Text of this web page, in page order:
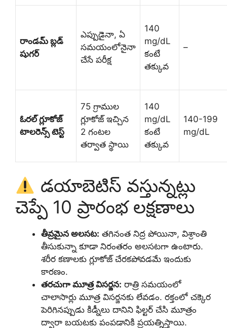
రాండమ్ బ్లడ్
షుగర్
ఎప్పుడైనా, ఏ
సమయంలోనైనా
చేసే పరీక్ష
140
mg/dL
కంటే
తక్కువ
–
ఓరల్ గ్లూకోజ్
టాలరెన్స్ టెస్ట్
75 గ్రాముల
గ్లూకోజ్ ఇచ్చిన
2 గంటల
తర్వాత స్థాయి
140
mg/dL
కంటే
తక్కువ
140-199
mg/dL
డయాబెటిస్ వస్తున్నట్లు
చెప్పే 10 ప్రారంభ లక్షణాలు
తీవ్రమైన అలసట: తగినంత నిద్ర పోయినా, విశ్రాంతి
తీసుకున్నా కూడా నిరంతరం అలసటగా ఉంటారు.
శరీర కణాలకు గ్లూకోజ్ చేరకపోవడమే ఇందుకు
కారణం.
తరచుగా మూత్ర విసర్జన: రాత్రి సమయంలో
చాలాసార్లు మూత్ర విసర్జనకు లేవడం. రక్తంలో చక్కెర
పెరిగినప్పుడు కిడ్నీలు దానిని ఫిల్టర్ చేసి మూత్రం
ద్వారా బయటకు పంపడానికి ప్రయత్నిస్తాయి.